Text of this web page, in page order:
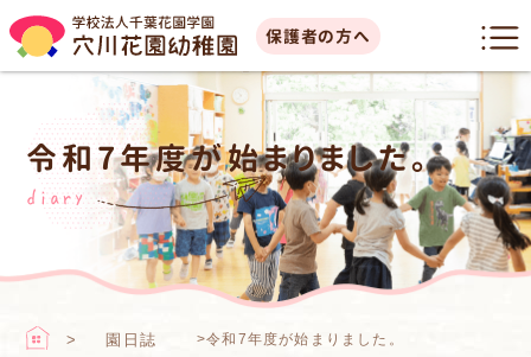
保護者の方へ
令和7年度が始まりました。
diary
園日誌 >令和7年度が始まりました。